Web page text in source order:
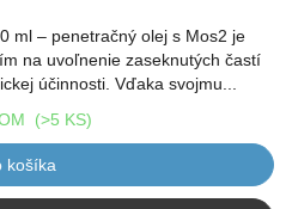
ml – penetračný olej s Mos2 je
na uvoľnenie zaseknutých častí
účinnosti. Vďaka svojmu...
(>5 KS)
košíka